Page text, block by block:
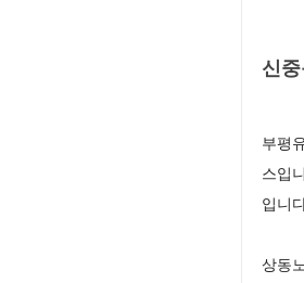
신
부평
스입
입니
상동